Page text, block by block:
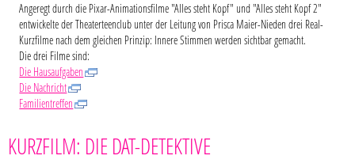
Angeregt durch die Pixar-Animationsfilme "Alles steht Kopf" und "Alles steht Kopf 2"
entwickelte der Theaterteenclub unter der Leitung von Prisca Maier-Nieden drei Real-
Kurzfilme nach dem gleichen Prinzip: Innere Stimmen werden sichtbar gemacht.
Die drei Filme sind:
Die Hausaufgaben
Die Nachricht
Familientreffen
KURZFILM: DIE DAT-DETEKTIVE